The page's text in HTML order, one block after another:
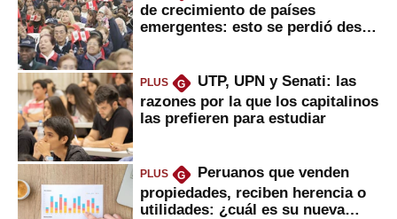
de crecimiento de países
emergentes: esto se perdió desde
PLUS G
UTP, UPN y Senati: las
razones por la que los capitalinos
las prefieren para estudiar
PLUS G
Peruanos que venden
propiedades, reciben herencia o
utilidades: ¿cuál es su nueva